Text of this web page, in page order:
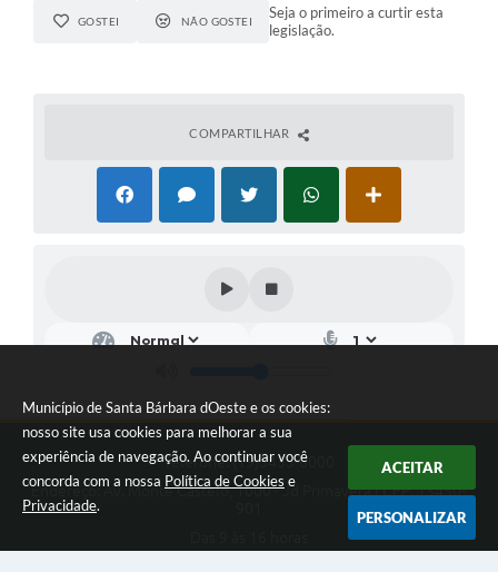
Município de Santa Bárbara dOeste e os cookies:
nosso site usa cookies para melhorar a sua
experiência de navegação. Ao continuar você
concorda com a nossa Política de Cookies e
Privacidade.
ACEITAR
PERSONALIZAR
GOSTEI NÃO GOSTEI
Seja o primeiro a curtir esta
legislação.
COMPARTILHAR
Telefone: (19)3455-8000
Endereço: Av. Monte Castelo, 1000 - Jd Primavera | CEP: 13450-